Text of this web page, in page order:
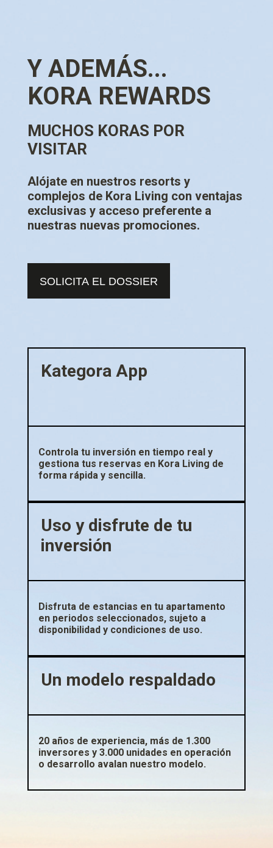
Y ADEMÁS...
KORA REWARDS
MUCHOS KORAS POR
VISITAR
Alójate en nuestros resorts y
complejos de Kora Living con ventajas
exclusivas y acceso preferente a
nuestras nuevas promociones.
SOLICITA EL DOSSIER
Kategora App
Controla tu inversión en tiempo real y
gestiona tus reservas en Kora Living de
forma rápida y sencilla.
Uso y disfrute de tu
inversión
Disfruta de estancias en tu apartamento
en periodos seleccionados, sujeto a
disponibilidad y condiciones de uso.
Un modelo respaldado
20 años de experiencia, más de 1.300
inversores y 3.000 unidades en operación
o desarrollo avalan nuestro modelo.